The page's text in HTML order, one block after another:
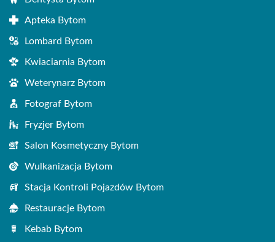
Apteka Bytom
Lombard Bytom
Kwiaciarnia Bytom
Weterynarz Bytom
Fotograf Bytom
Fryzjer Bytom
Salon Kosmetyczny Bytom
Wulkanizacja Bytom
Stacja Kontroli Pojazdów Bytom
Restauracje Bytom
Kebab Bytom